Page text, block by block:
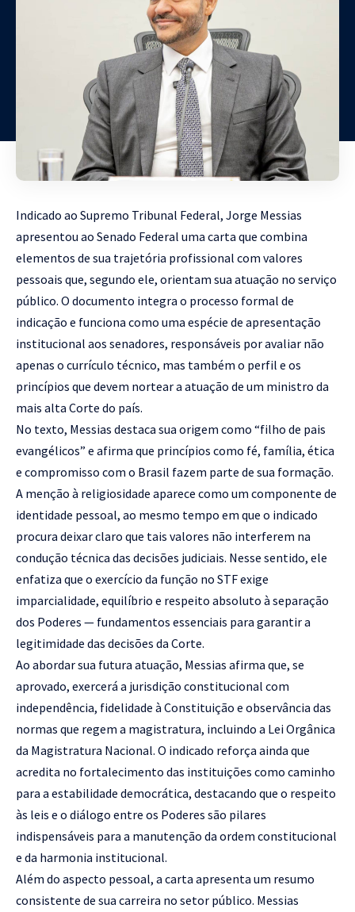
Indicado ao Supremo Tribunal Federal, Jorge Messias
apresentou ao Senado Federal uma carta que combina
elementos de sua trajetória profissional com valores
pessoais que, segundo ele, orientam sua atuação no serviço
público. O documento integra o processo formal de
indicação e funciona como uma espécie de apresentação
institucional aos senadores, responsáveis por avaliar não
apenas o currículo técnico, mas também o perfil e os
princípios que devem nortear a atuação de um ministro da
mais alta Corte do país.
No texto, Messias destaca sua origem como “filho de pais
evangélicos” e afirma que princípios como fé, família, ética
e compromisso com o Brasil fazem parte de sua formação.
A menção à religiosidade aparece como um componente de
identidade pessoal, ao mesmo tempo em que o indicado
procura deixar claro que tais valores não interferem na
condução técnica das decisões judiciais. Nesse sentido, ele
enfatiza que o exercício da função no STF exige
imparcialidade, equilíbrio e respeito absoluto à separação
dos Poderes — fundamentos essenciais para garantir a
legitimidade das decisões da Corte.
Ao abordar sua futura atuação, Messias afirma que, se
aprovado, exercerá a jurisdição constitucional com
independência, fidelidade à Constituição e observância das
normas que regem a magistratura, incluindo a Lei Orgânica
da Magistratura Nacional. O indicado reforça ainda que
acredita no fortalecimento das instituições como caminho
para a estabilidade democrática, destacando que o respeito
às leis e o diálogo entre os Poderes são pilares
indispensáveis para a manutenção da ordem constitucional
e da harmonia institucional.
Além do aspecto pessoal, a carta apresenta um resumo
consistente de sua carreira no setor público. Messias